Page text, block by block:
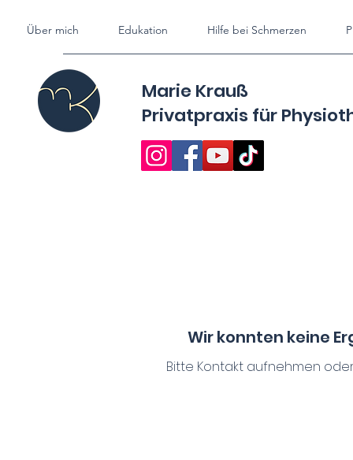
Über mich Edukation Hilfe bei Schmerzen
Marie Krauß
Privatpraxis für
Wir konnten keine
Bitte Kontakt aufnehmen